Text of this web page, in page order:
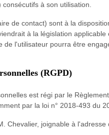
à son utilisation.
de contact) sont à la
à la législation
de l'utilisateur pourra être
(RGPD)
est régi par le
par la loi n° 2018-493 du
Chevalier, joignable à l'adresse